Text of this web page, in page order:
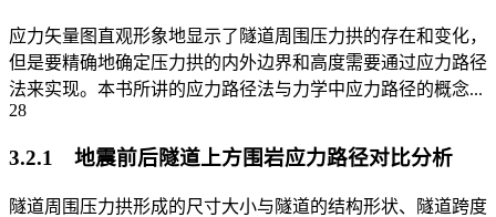
应力矢量图直观形象地显示了隧道周围压力拱的存在和变化，
但是要精确地确定压力拱的内外边界和高度需要通过应力路径
法来实现。本书所讲的应力路径法与力学中应力路径的概念...
28
3.2.1 地震前后隧道上方围岩应力路径对比分析
隧道周围压力拱形成的尺寸大小与隧道的结构形状、隧道跨度